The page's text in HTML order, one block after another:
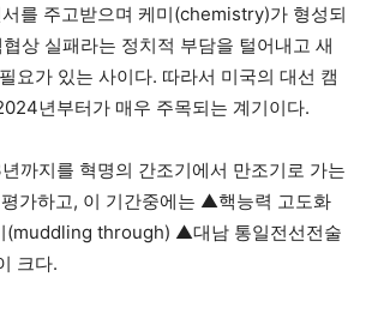
를 주고받으며 케미(chemistry)가 형성되
상 실패라는 정치적 부담을 털어내고 새
요가 있는 사이다. 따라서 미국의 대선 캠
년부터가 매우 주목되는 계기이다.
까지를 혁명의 간조기에서 만조기로 가는
가하고, 이 기간중에는 ▲핵능력 고도화
(muddling through) ▲대남 통일전선전술
크다.